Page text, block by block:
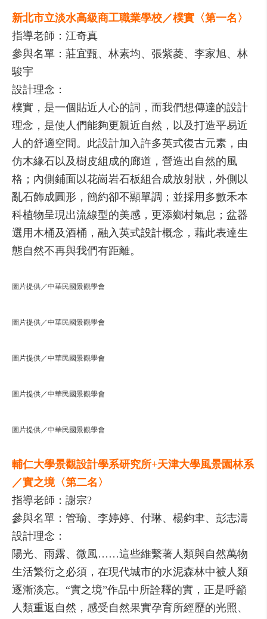
新北市立淡水高級商工職業學校／樸實〈第一名〉
指導老師：江奇真
參與名單：莊宜甄、林素均、張紫菱、李家旭、林
駿宇
設計理念：
樸實，是一個貼近人心的詞，而我們想傳達的設計
理念，是使人們能夠更親近自然，以及打造平易近
人的舒適空間。此設計加入許多英式復古元素，由
仿木緣石以及樹皮組成的廊道，營造出自然的風
格；內側鋪面以花崗岩石板組合成放射狀，外側以
亂石飾成圓形，簡約卻不顯單調；並採用多數禾本
科植物呈現出流線型的美感，更添鄉村氣息；盆器
選用木桶及酒桶，融入英式設計概念，藉此表達生
態自然不再與我們有距離。
圖片提供／中華民國景觀學會
圖片提供／中華民國景觀學會
圖片提供／中華民國景觀學會
圖片提供／中華民國景觀學會
圖片提供／中華民國景觀學會
輔仁大學景觀設計學系研究所+天津大學風景園林系
／實之境〈第二名〉
指導老師：謝宗?
參與名單：管瑜、李婷婷、付琳、楊鈞聿、彭志濤
設計理念：
陽光、雨露、微風……這些維繫著人類與自然萬物
生活繁衍之必須，在現代城市的水泥森林中被人類
逐漸淡忘。“實之境”作品中所詮釋的實，正是呼籲
人類重返自然，感受自然果實孕育所經歷的光照、